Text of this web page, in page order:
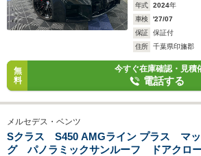
年式 2024年
車検
'27/07
保証
保証付
住所
千葉県印旛郡
無
料
今すぐ在庫確認・見積
電話する
メルセデス・ベンツ
Sクラス S450 AMGライン プラス マッ
グ パノラミックサンルーフ ドアクロ